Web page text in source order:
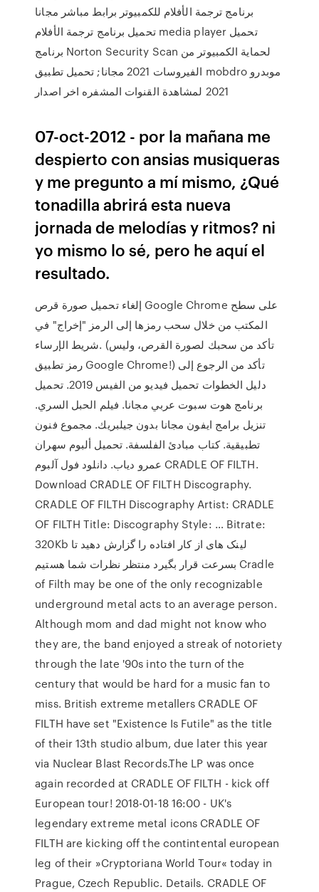
برنامج ترجمة الأفلام للكمبيوتر برابط مباشر مجانا
تحميل برنامج ترجمة الأفلام media player تحميل
برنامج Norton Security Scan لحماية الكمبيوتر من
الفيروسات 2021 مجانا; تحميل تطبيق mobdro موبدرو
2021 لمشاهدة القنوات المشفره اخر اصدار
07-oct-2012 - por la mañana me
despierto con ansias musiqueras
y me pregunto a mí mismo, ¿Qué
tonadilla abrirá esta nueva
jornada de melodías y ritmos? ni
yo mismo lo sé, pero he aquí el
resultado.
إلغاء تحميل صورة قرص Google Chrome على سطح
المكتب من خلال سحب رمزها إلى الرمز "إخراج" في
شريط الإرساء. (تأكد من سحبك لصورة القرص، وليس
رمز تطبيق Google Chrome!) تأكد من الرجوع إلى
دليل الخطوات تحميل فيديو من الفيس 2019. تحميل
برنامج هوت سبوت عربي مجانا. فيلم الحبل السري.
تنزيل برامج ايفون مجانا بدون جيلبريك. مجموع فنون
تطبيقية. كتاب مبادئ الفلسفة. تحميل ألبوم سهران
عمرو دياب. دانلود فول آلبوم CRADLE OF FILTH.
Download CRADLE OF FILTH Discography.
CRADLE OF FILTH Discography Artist: CRADLE
OF FILTH Title: Discography Style: … Bitrate:
320Kb لینک های از کار افتاده را گزارش دهید تا
بسرعت قرار بگیرد منتظر نظرات شما هستیم Cradle
of Filth may be one of the only recognizable
underground metal acts to an average person.
Although mom and dad might not know who
they are, the band enjoyed a streak of notoriety
through the late '90s into the turn of the
century that would be hard for a music fan to
miss. British extreme metallers CRADLE OF
FILTH have set "Existence Is Futile" as the title
of their 13th studio album, due later this year
via Nuclear Blast Records.The LP was once
again recorded at CRADLE OF FILTH - kick off
European tour! 2018-01-18 16:00 - UK's
legendary extreme metal icons CRADLE OF
FILTH are kicking off the contintental european
leg of their »Cryptoriana World Tour« today in
Prague, Czech Republic. Details. CRADLE OF